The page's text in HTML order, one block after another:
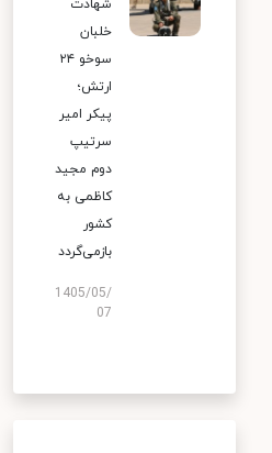
شهادت
خلبان
سوخو ۲۴
ارتش؛
پیکر امیر
سرتیپ
دوم مجید
کاظمی به
کشور
بازمی‌گردد
1405/05/
07